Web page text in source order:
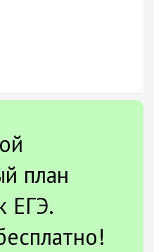
план
ЕГЭ.